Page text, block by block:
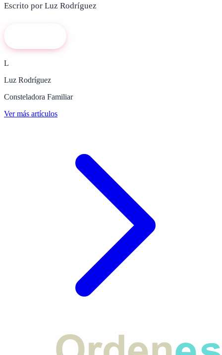
Escrito por Luz Rodríguez
L
Luz Rodríguez
Consteladora Familiar
Ver más artículos